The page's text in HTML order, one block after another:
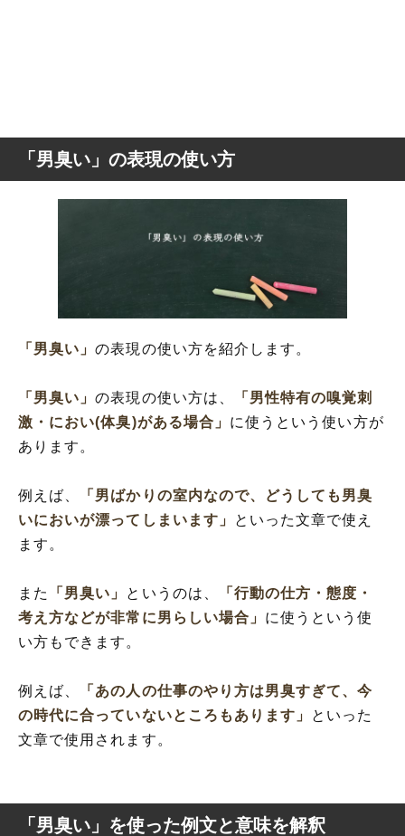
「男臭い」の表現の使い方
「男臭い」の表現の使い方を紹介します。
「男臭い」の表現の使い方は、
「男性特有の嗅覚刺
激・におい(体臭)がある場合」 に使うという使い方が
あります。
例えば、
「男ばかりの室内なので、どうしても男臭
いにおいが漂ってしまいます」
といった文章で使え
ます。
また 「男臭い」 というのは、
「行動の仕方・態度・
考え方などが非常に男らしい場合」 に使うという使
い方もできます。
例えば、
「あの人の仕事のやり方は男臭すぎて、今
の時代に合っていないところもあります」
といった
文章で使用されます。
「男臭い」を使った例文と意味を解釈